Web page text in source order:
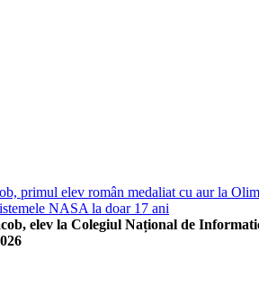
primul elev român medaliat cu aur la
NASA la doar 17 ani
elev la Colegiul Național de